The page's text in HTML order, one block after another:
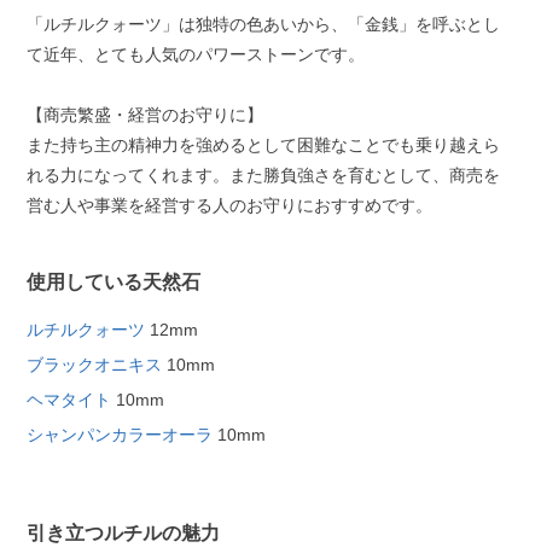
「ルチルクォーツ」は独特の色あいから、「金銭」を呼ぶとし
て近年、とても人気のパワーストーンです。
【商売繁盛・経営のお守りに】
また持ち主の精神力を強めるとして困難なことでも乗り越えら
れる力になってくれます。また勝負強さを育むとして、商売を
営む人や事業を経営する人のお守りにおすすめです。
使用している天然石
ルチルクォーツ 12mm
ブラックオニキス 10mm
ヘマタイト 10mm
シャンパンカラーオーラ 10mm
引き立つルチルの魅力